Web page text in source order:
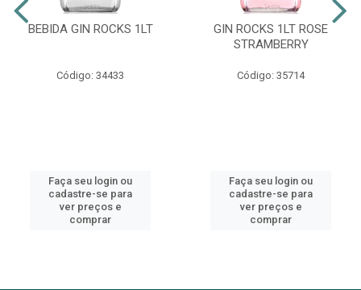
BEBIDA GIN ROCKS 1LT
Código: 34433
Faça seu login ou
cadastre-se para
ver preços e
comprar
GIN ROCKS 1LT ROSE
STRAMBERRY
Código: 35714
Faça seu login ou
cadastre-se para
ver preços e
comprar